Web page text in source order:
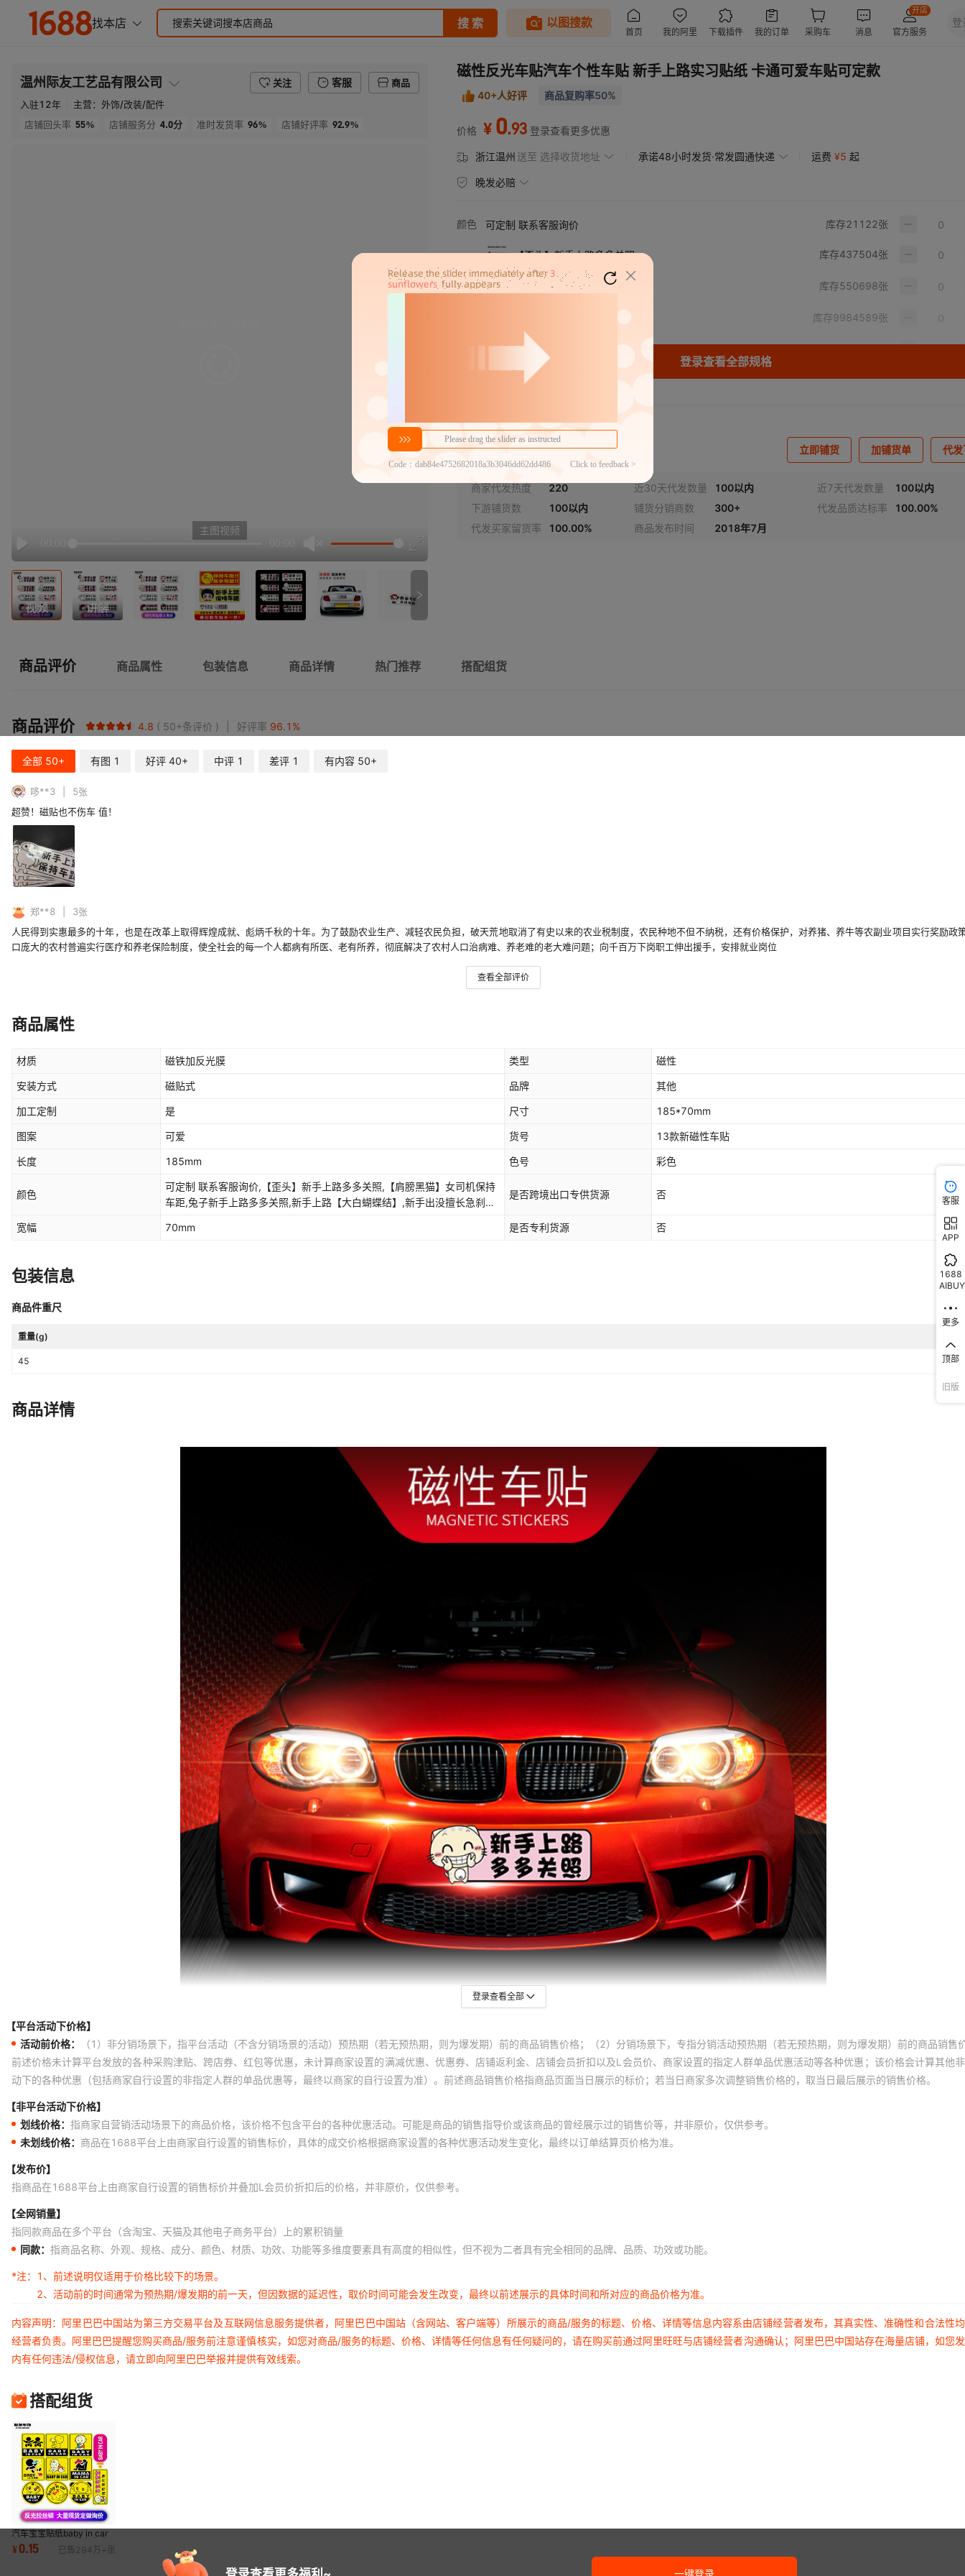
温州际友工艺品有限公司 关注 客服
商品
入驻12年 主营： 外饰/改装/配件
店铺回头率 55% 店铺服务分 4.0分 准时发货率 96% 店铺好评率 92.9%
Play
主图视频 讲解视频
视频 讲解
磁性反光车贴汽车个性车贴 新手上路实习贴纸 卡通可爱车贴可定款
40+人好评 商品复购率50%
价格 ¥ 0.93 登录查看更多优惠
浙江温州 送至 选择收货地址 承诺48小时发货·常发圆通快递 运费 ¥5 起
晚发必赔
颜色 可定制 联系客服询价 库存21122张
【歪头】新手上路多多关照 库存437504张
【肩膀黑猫】女司机保持车距 库存550698张
库存9984589张
新手上路【大白蝴蝶结】
马路新秀急刹天后【耳机】 库存9990190张
新手驾驶保持车距【黑衣熊】 库存5639957张
新手驾驶保持车距【红衣熊】 库存5638566张
登录查看全部规格
密文代发
0.93 立即铺货 加铺货单 代
商家代发热度 220 近30天代发数量 100以内 近7天代发数量
100以内
下游铺货数
100以内 铺货分销商数 300+ 代发品质达标率
100.00%
代发买家留货率
100.00% 商品发布时间 2018年7月
商品评价 商品属性 包装信息 商品详情 热门推荐 搭配组货
商品评价 4.8 50+条评价 好评率 96.1 %
全部 50+ 有图 1 好评 40+ 中评 1 差评 1 有内容 50+
哆**3 5张
超赞！磁贴也不伤车 值！
郑**8 3张
人民得到实惠最多的十年，也是在改革上取得辉煌成就、彪炳千秋的十年。为了鼓励农业生产、减轻农民负担，破天荒地取消了有史以来的农业税制度，农民种地不但不纳税，还有价格保护，对养猪、养牛等农副业项目实行奖励政
口庞大的农村普遍实行医疗和养老保险制度，使全社会的每一个人都病有所医、老有所养，彻底解决了农村人口治病难、养老难的老大难问题；向千百万下岗职工伸出援手，安排就业岗位
查看全部评价
商品属性
材质 磁铁加反光膜 类型 磁性
安装方式 磁贴式 品牌 其他
加工定制 是 尺寸 185*70mm
图案 可爱 货号 13款新磁性车贴
长度 185mm 色号 彩色
颜色
可定制 联系客服询价,【歪头】新手上路多多关照,【肩膀黑猫】女司机保持
车距,兔子新手上路多多关照,新手上路【大白蝴蝶结】,新手出没擅长急刹
【实习】,新手驾驶保持车距【黑衣熊】,新手上路多多光照【猫咪】,新手驾
是否跨境出口专供货源 否
宽幅 70mm 是否专利货源 否
包装信息
商品件重尺
重量(g)
45
商品详情
登录查看全部
【平台活动下价格】
活动前价格：
（1）非分销场景下，指平台活动（不含分销场景的活动）预热期（若无预热期，则为爆发期）前的商品销售价格；（2）分销场景下，专指分销活动预热期（若无预热期，则为爆发期）前的商品销售
前述价格未计算平台发放的各种采购津贴、跨店券、红包等优惠，未计算商家设置的满减优惠、优惠券、店铺返利金、店铺会员折扣以及L会员价、商家设置的指定人群单品优惠活动等各种优惠；该价格会计算其他
动下的各种优惠（包括商家自行设置的非指定人群的单品优惠等，最终以商家的自行设置为准）。前述商品销售价格指商品页面当日展示的标价；若当日商家多次调整销售价格的，取当日最后展示的销售价格。
【非平台活动下价格】
划线价格： 指商家自营销活动场景下的商品价格，该价格不包含平台的各种优惠活动。可能是商品的销售指导价或该商品的曾经展示过的销售价等，并非原价，仅供参考。
未划线价格： 商品在1688平台上由商家自行设置的销售标价，具体的成交价格根据商家设置的各种优惠活动发生变化，最终以订单结算页价格为准。
【发布价】
指商品在1688平台上由商家自行设置的销售标价并叠加L会员价折扣后的价格，并非原价，仅供参考。
【全网销量】
指同款商品在多个平台（含淘宝、天猫及其他电子商务平台）上的累积销量
同款： 指商品名称、外观、规格、成分、颜色、材质、功效、功能等多维度要素具有高度的相似性，但不视为二者具有完全相同的品牌、品质、功效或功能。
*注：
1、前述说明仅适用于价格比较下的场景。
2、活动前的时间通常为预热期/爆发期的前一天，但因数据的延迟性，取价时间可能会发生改变，最终以前述展示的具体时间和所对应的商品价格为准。
内容声明：阿里巴巴中国站为第三方交易平台及互联网信息服务提供者，阿里巴巴中国站（含网站、客户端等）所展示的商品/服务的标题、价格、详情等信息内容系由店铺经营者发布，其真实性、准确性和合法性
经营者负责。阿里巴巴提醒您购买商品/服务前注意谨慎核实，如您对商品/服务的标题、价格、详情等任何信息有任何疑问的，请在购买前通过阿里旺旺与店铺经营者沟通确认；阿里巴巴中国站存在海量店铺，如您
内有任何违法/侵权信息，请立即向阿里巴巴举报并提供有效线索。
搭配组货
汽车宝宝贴纸baby in car
车内有宝宝车贴 汽车车身
贴 安全提示贴
¥0.15 已售 294万+ 张
一键登录
客服
APP
1688
AIBUY
更多
顶部
旧版